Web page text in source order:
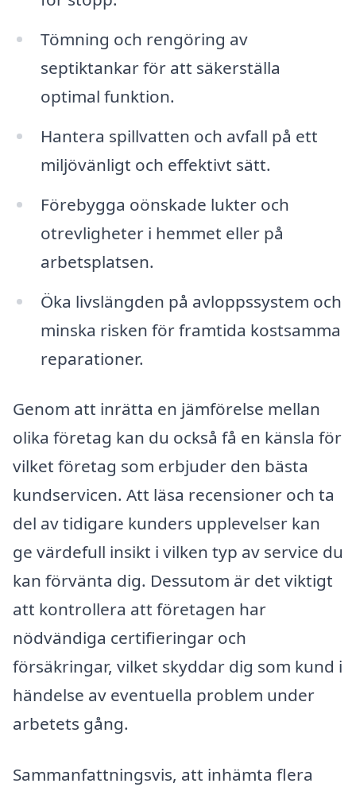
Tömning och rengöring av
septiktankar för att säkerställa
optimal funktion.
Hantera spillvatten och avfall på ett
miljövänligt och effektivt sätt.
Förebygga oönskade lukter och
otrevligheter i hemmet eller på
arbetsplatsen.
Öka livslängden på avloppssystem och
minska risken för framtida kostsamma
reparationer.
Genom att inrätta en jämförelse mellan
olika företag kan du också få en känsla för
vilket företag som erbjuder den bästa
kundservicen. Att läsa recensioner och ta
del av tidigare kunders upplevelser kan
ge värdefull insikt i vilken typ av service du
kan förvänta dig. Dessutom är det viktigt
att kontrollera att företagen har
nödvändiga certifieringar och
försäkringar, vilket skyddar dig som kund i
händelse av eventuella problem under
arbetets gång.
Sammanfattningsvis, att inhämta flera